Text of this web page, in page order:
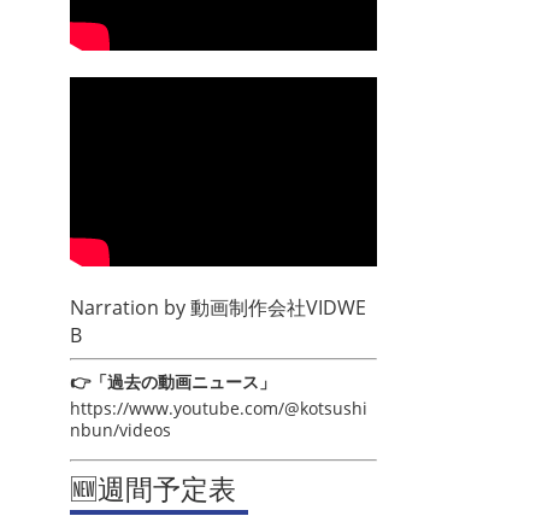
Narration by動画制作会社VIDWE
B
👉「過去の動画ニュース」
https://www.youtube.com/@kotsushi
nbun/videos
🆕週間予定表